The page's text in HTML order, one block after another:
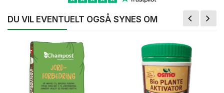
DU VIL EVENTUELT OGSÅ SYNES OM